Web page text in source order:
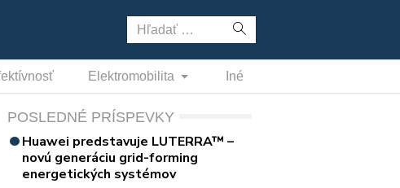
Hľadať:
Elektromobilita Iné
POSLEDNÉ PRÍSPEVKY
Huawei predstavuje LUTERRA™ –
novú generáciu grid-forming
energetických systémov